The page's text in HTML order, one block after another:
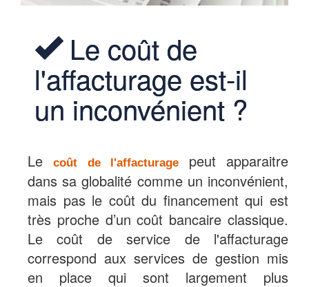
Le coût de
l'affacturage est-il
un inconvénient ?
Lecoût de l'affacturage peut apparaitre
dans sa globalité comme un inconvénient,
mais pas le coût du financement qui est
très proche d’un coût bancaire classique.
Le coût de service de l'affacturage
correspond aux services de gestion mis
en place qui sont largement plus